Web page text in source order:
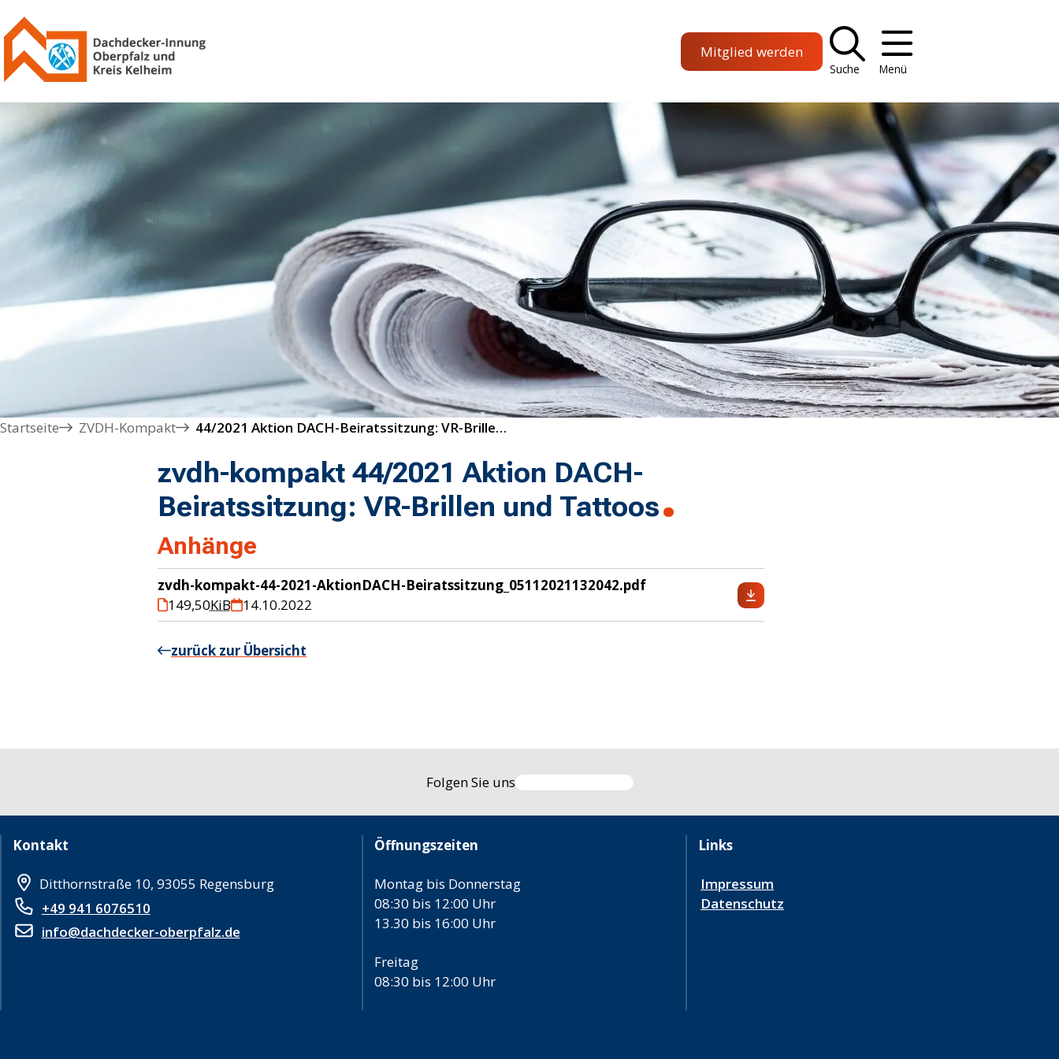
Mitglied werden
Suche Menü
Startseite ZVDH-Kompakt 44/2021 Aktion DACH-Beiratssitzung: VR-Brillen und Tattoos
zvdh-kompakt 44/2021 Aktion DACH-
Beiratssitzung: VR-Brillen und Tattoos
Anhänge
zvdh-kompakt-44-2021-AktionDACH-Beiratssitzung_05112021132042.pdf
149,50KiB 14.10.2022
zurück zur Übersicht
Folgen Sie uns
Kontakt
Ditthornstraße 10, 93055 Regensburg
+49 941 6076510
info@dachdecker-oberpfalz.de
Öffnungszeiten
Montag bis Donnerstag
08:30 bis 12:00 Uhr
13.30 bis 16:00 Uhr
Freitag
08:30 bis 12:00 Uhr
Links
Impressum
Datenschutz